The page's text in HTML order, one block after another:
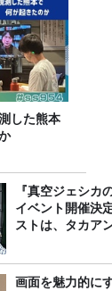
した熊本
『真空ジェシカ
イベント開催決
ストは、タカア
画面を魅力的に